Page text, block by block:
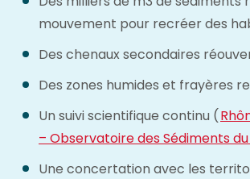
mouvement pour recréer des
Des chenaux secondaires
Des zones humides et frayères
Un suivi scientifique continu (
– Observatoire des Sédiments
Une concertation avec les